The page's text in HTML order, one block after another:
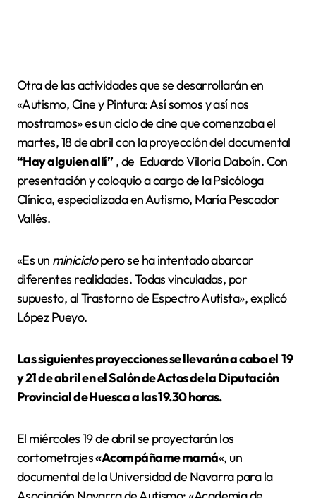
Otra de las actividades que se desarrollarán en
«Autismo, Cine y Pintura: Así somos y así nos
mostramos» es un ciclo de cine que comenzaba el
martes, 18 de abril con la proyección del documental
“Hay alguien allí” , de Eduardo Viloria Daboín. Con
presentación y coloquio a cargo de la Psicóloga
Clínica, especializada en Autismo, María Pescador
Vallés.
«Es un miniciclopero se ha intentado abarcar
diferentes realidades. Todas vinculadas, por
supuesto, al Trastorno de Espectro Autista», explicó
López Pueyo.
Las siguientes proyecciones se llevarán a cabo el 19
y 21 de abril en el Salón de Actos de la Diputación
Provincial de Huesca a las 19.30 horas.
El miércoles 19 de abril se proyectarán los
cortometrajes«Acompáñame mamá«, un
documental de la Universidad de Navarra para la